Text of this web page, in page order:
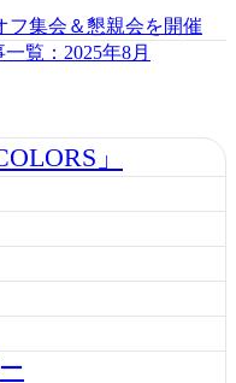
フ集会＆懇親会を開催
覧：2025年8月
」